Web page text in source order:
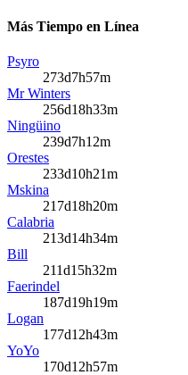
Más Tiempo en Línea
Psyro
273d7h57m
Mr Winters
256d18h33m
Ningüino
239d7h12m
Orestes
233d10h21m
Mskina
217d18h20m
Calabria
213d14h34m
Bill
211d15h32m
Faerindel
187d19h19m
Logan
177d12h43m
YoYo
170d12h57m